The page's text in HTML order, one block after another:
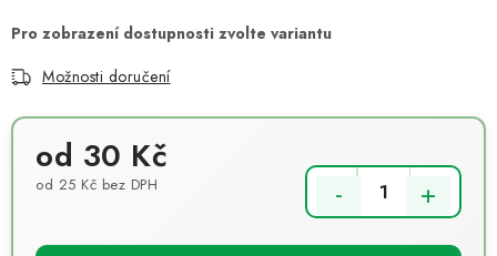
Možnosti doručení
od 30 Kč
od 25 Kč bez DPH